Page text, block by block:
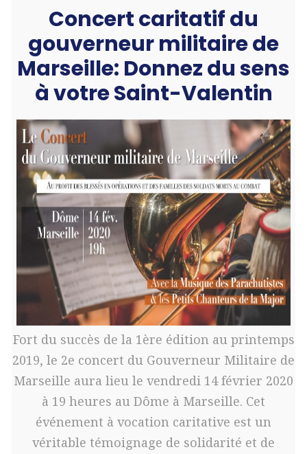
Concert caritatif du
gouverneur militaire de
Marseille: Donnez du sens
à votre Saint-Valentin
Fort du succès de la 1ère édition au printemps
2019, le 2e concert du Gouverneur Militaire de
Marseille aura lieu le vendredi 14 février 2020
à 19 heures au Dôme à Marseille. Cet
événement à vocation caritative est un
véritable témoignage de solidarité et de